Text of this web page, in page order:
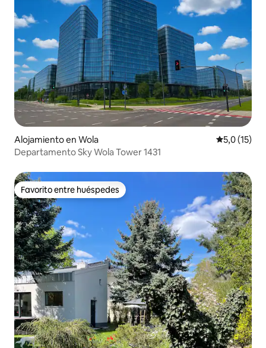
Alojamiento en Wola Calificación
5,0 (15)
Departamento Sky Wola Tower 1431
Favorito entre huéspedes
Favorito entre huéspedes